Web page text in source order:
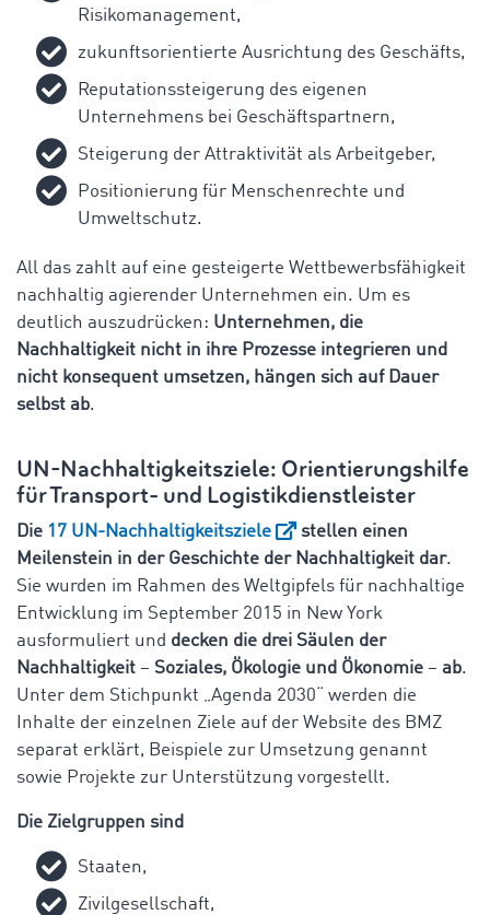
Risikomanagement,
zukunftsorientierte Ausrichtung des Geschäfts,
Reputationssteigerung des eigenen
Unternehmens bei Geschäftspartnern,
Steigerung der Attraktivität als Arbeitgeber,
Positionierung für Menschenrechte und
Umweltschutz.
All das zahlt auf eine gesteigerte Wettbewerbsfähigkeit
nachhaltig agierender Unternehmen ein. Um es
deutlich auszudrücken: Unternehmen, die
Nachhaltigkeit nicht in ihre Prozesse integrieren und
nicht konsequent umsetzen, hängen sich auf Dauer
selbst ab.
UN-Nachhaltigkeitsziele: Orientierungshilfe
für Transport- und Logistikdienstleister
Die 17 UN-Nachhaltigkeitsziele
stellen einen
Meilenstein in der Geschichte der Nachhaltigkeit dar.
Sie wurden im Rahmen des Weltgipfels für nachhaltige
Entwicklung im September 2015 in New York
ausformuliert und decken die drei Säulen der
Nachhaltigkeit – Soziales, Ökologie und Ökonomie – ab.
Unter dem Stichpunkt „Agenda 2030“ werden die
Inhalte der einzelnen Ziele auf der Website des BMZ
separat erklärt, Beispiele zur Umsetzung genannt
sowie Projekte zur Unterstützung vorgestellt.
Die Zielgruppen sind
Staaten,
Zivilgesellschaft,